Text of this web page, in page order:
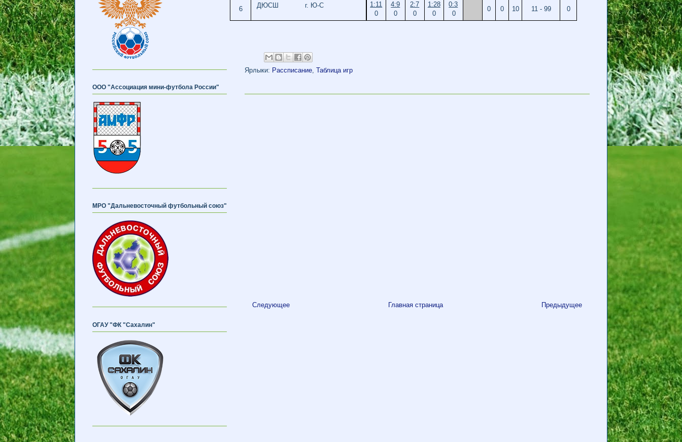
6 ДЮСШ г. Ю-С
1:11
0
4:9
0
2:7
0
1:28
0
0:3
0
0 0 10 11 - 99 0
Ярлыки: Рассписание, Таблица игр
Следующее Предыдущее
Главная страница
ООО "Ассоциация мини-футбола России"
МРО "Дальневосточный футбольный союз"
ОГАУ "ФК "Сахалин"